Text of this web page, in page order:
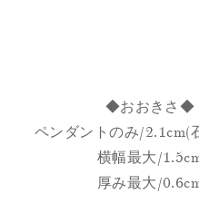
◆おおきさ◆
ペンダントのみ/2.1cm(
横幅最大/
厚み最大/